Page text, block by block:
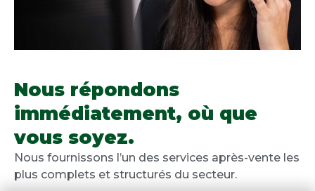
Nous répondons
immédiatement, où que
vous soyez.
Nous fournissons l’un des services après-vente les
plus complets et structurés du secteur.